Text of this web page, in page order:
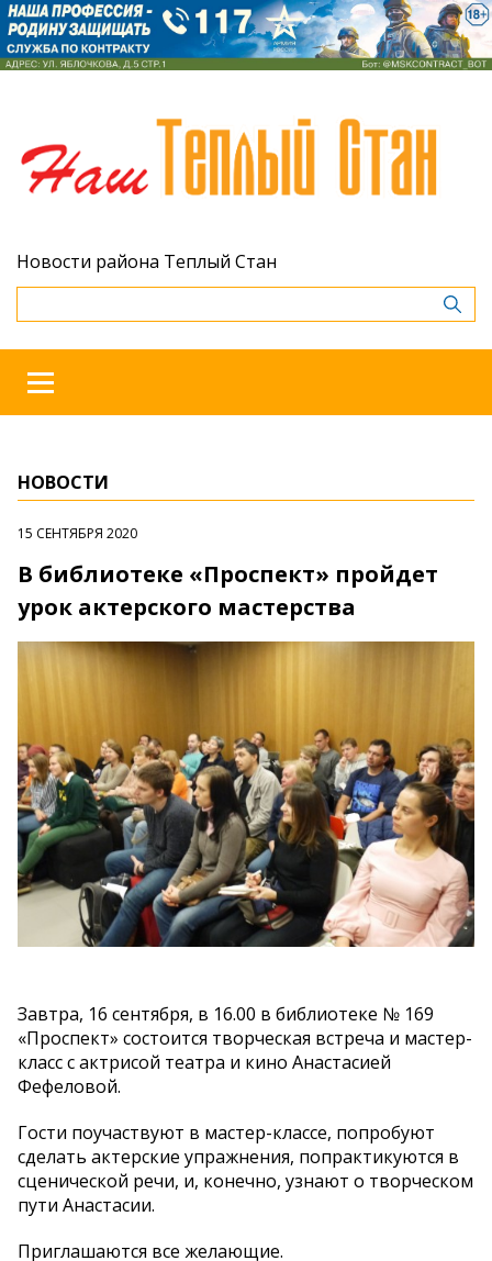
Новости района Теплый Стан
НОВОСТИ
15 СЕНТЯБРЯ 2020
В библиотеке «Проспект» пройдет
урок актерского мастерства
Завтра, 16 сентября, в 16.00 в библиотеке № 169
«Проспект» состоится творческая встреча и мастер-
класс с актрисой театра и кино Анастасией
Фефеловой.
Гости поучаствуют в мастер-классе, попробуют
сделать актерские упражнения, попрактикуются в
сценической речи, и, конечно, узнают о творческом
пути Анастасии.
Приглашаются все желающие.